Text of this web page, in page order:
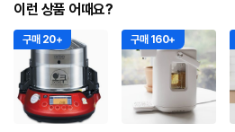
이런 상품 어때요?
구매 20+ 구매 160+